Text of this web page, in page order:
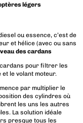
légers
ou essence, c’est de
et hélice (avec ou sans
des cardans
cardans pour filtrer les
et le volant moteur.
par multiplier le
des cylindres où
les uns les autres
La solution idéale
presque tous les